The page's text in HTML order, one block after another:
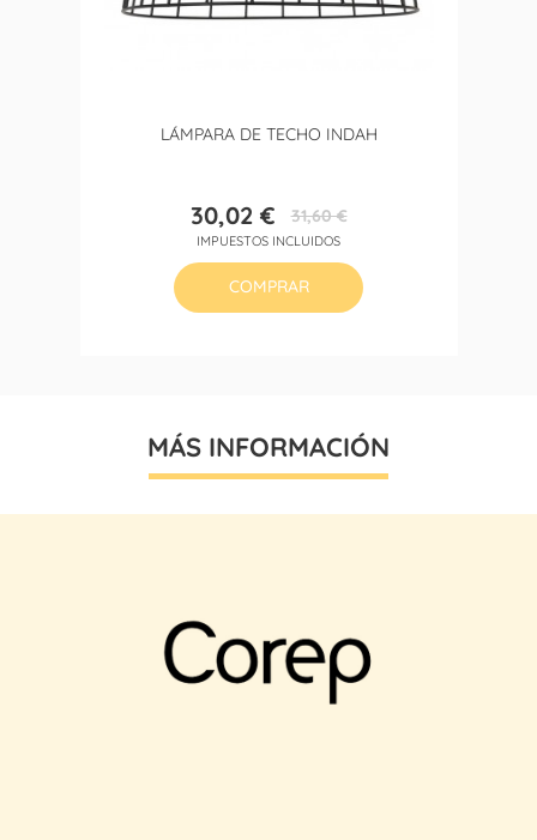
LÁMPARA DE TECHO INDAH
Precio
30,02 €Precio
base
31,60 €
IMPUESTOS INCLUIDOS
COMPRAR
MÁS INFORMACIÓN